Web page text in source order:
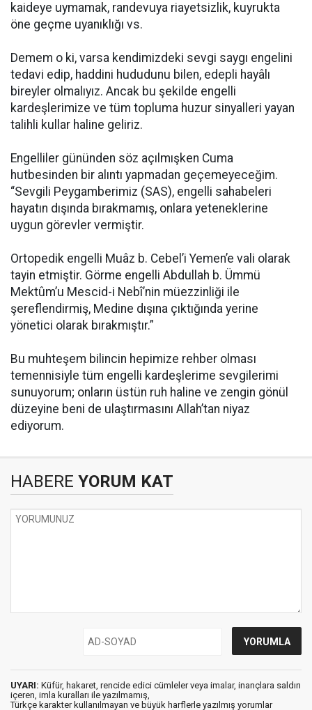
kaideye uymamak, randevuya riayetsizlik, kuyrukta
öne geçme uyanıklığı vs.
Demem o ki, varsa kendimizdeki sevgi saygı engelini
tedavi edip, haddini hududunu bilen, edepli hayâlı
bireyler olmalıyız. Ancak bu şekilde engelli
kardeşlerimize ve tüm topluma huzur sinyalleri yayan
talihli kullar haline geliriz.
Engelliler gününden söz açılmışken Cuma
hutbesinden bir alıntı yapmadan geçemeyeceğim.
“Sevgili Peygamberimiz (SAS), engelli sahabeleri
hayatın dışında bırakmamış, onlara yeteneklerine
uygun görevler vermiştir.
Ortopedik engelli Muâz b. Cebel’i Yemen’e vali olarak
tayin etmiştir. Görme engelli Abdullah b. Ümmü
Mektûm’u Mescid-i Nebî’nin müezzinliği ile
şereflendirmiş, Medine dışına çıktığında yerine
yönetici olarak bırakmıştır.”
Bu muhteşem bilincin hepimize rehber olması
temennisiyle tüm engelli kardeşlerime sevgilerimi
sunuyorum; onların üstün ruh haline ve zengin gönül
düzeyine beni de ulaştırmasını Allah’tan niyaz
ediyorum.
HABERE YORUM KAT
UYARI: Küfür, hakaret, rencide edici cümleler veya imalar, inançlara saldırı
içeren, imla kuralları ile yazılmamış,
Türkçe karakter kullanılmayan ve büyük harflerle yazılmış yorumlar